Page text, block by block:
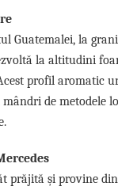
Guatemalei, la
la altitudini
profil aromatic
de metodele
prăjită și provine